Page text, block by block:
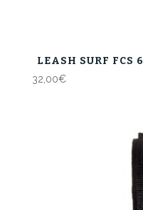
LEASH SURF FCS
32,00€